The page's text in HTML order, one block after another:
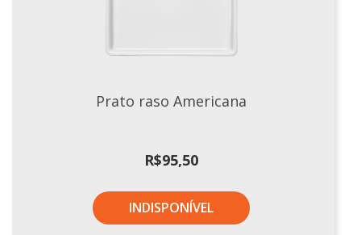
Prato raso Americana
R$95,50
INDISPONÍVEL